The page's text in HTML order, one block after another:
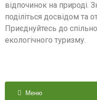
відпочинок на природі.
поділіться досвідом та
Приєднуйтесь до
екологічного туризму.
Меню